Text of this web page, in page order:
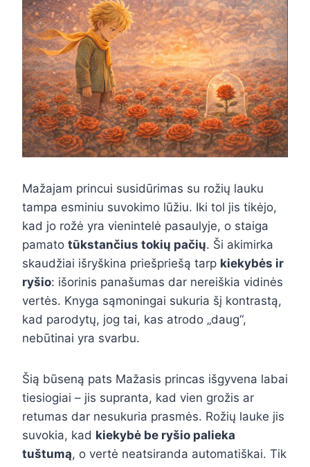
Mažajam princui susidūrimas su rožių lauku
tampa esminiu suvokimo lūžiu. Iki tol jis tikėjo,
kad jo rožė yra vienintelė pasaulyje, o staiga
pamato tūkstančius tokių pačių. Ši akimirka
skaudžiai išryškina priešpriešą tarp kiekybės ir
ryšio: išorinis panašumas dar nereiškia vidinės
vertės. Knyga sąmoningai sukuria šį kontrastą,
kad parodytų, jog tai, kas atrodo „daug“,
nebūtinai yra svarbu.
Šią būseną pats Mažasis princas išgyvena labai
tiesiogiai – jis supranta, kad vien grožis ar
retumas dar nesukuria prasmės. Rožių lauke jis
suvokia, kad kiekybė be ryšio palieka
tuštumą, o vertė neatsiranda automatiškai. Tik